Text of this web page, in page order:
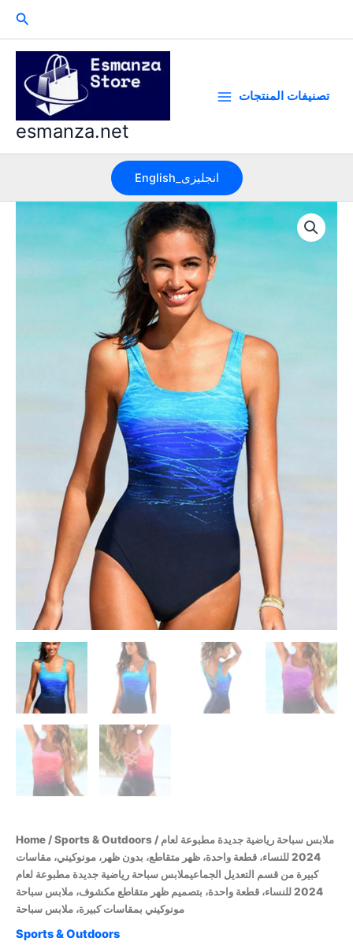
Search
esmanza.net
تصنيفات المنتجات
English_انجليزى
Home /Sports & Outdoors / ملابس سباحة رياضية جديدة مطبوعة لعام
2024 للنساء، قطعة واحدة، ظهر متقاطع، بدون ظهر، مونوكيني، مقاسات
كبيرة من قسم التعديل الجماعيملابس سباحة رياضية جديدة مطبوعة لعام
2024 للنساء، قطعة واحدة، بتصميم ظهر متقاطع مكشوف، ملابس سباحة
مونوكيني بمقاسات كبيرة، ملابس سباحة
Sports & Outdoors